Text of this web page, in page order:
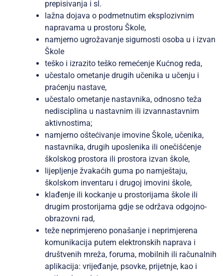
prepisivanja i sl.
lažna dojava o podmetnutim eksplozivnim
napravama u prostoru Škole,
namjerno ugrožavanje sigurnosti osoba u i izvan
Škole
teško i izrazito teško remećenje Kućnog reda,
učestalo ometanje drugih učenika u učenju i
praćenju nastave,
učestalo ometanje nastavnika, odnosno teža
nedisciplina u nastavnim ili izvannastavnim
aktivnostima;
namjerno oštećivanje imovine Škole, učenika,
nastavnika, drugih uposlenika ili onečišćenje
školskog prostora ili prostora izvan škole,
lijepljenje žvakaćih guma po namještaju,
školskom inventaru i drugoj imovini škole,
klađenje ili kockanje u prostorijama škole ili
drugim prostorijama gdje se održava odgojno-
obrazovni rad,
teže neprimjereno ponašanje i neprimjerena
komunikacija putem elektronskih naprava i
društvenih mreža, foruma, mobilnih ili računalnih
aplikacija: vrijeđanje, psovke, prijetnje, kao i